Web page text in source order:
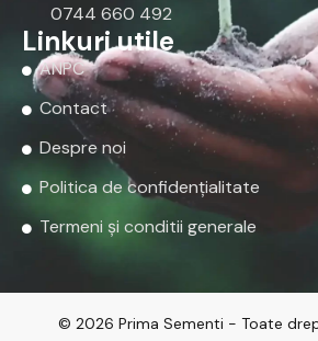
0744 660 492
Linkuri utile
ANPC
Contact
Despre noi
Politica de confidențialitate
Termeni și conditii generale
© 2026 Prima Sementi - Toate